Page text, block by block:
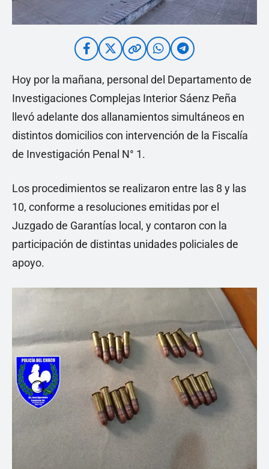
Hoy por la mañana, personal del Departamento de
Investigaciones Complejas Interior Sáenz Peña
llevó adelante dos allanamientos simultáneos en
distintos domicilios con intervención de la Fiscalía
de Investigación Penal N° 1.
Los procedimientos se realizaron entre las 8 y las
10, conforme a resoluciones emitidas por el
Juzgado de Garantías local, y contaron con la
participación de distintas unidades policiales de
apoyo.